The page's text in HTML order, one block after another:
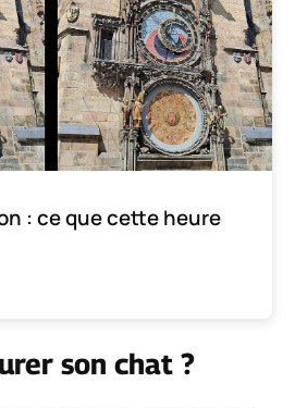
: ce que cette heure
son chat ?